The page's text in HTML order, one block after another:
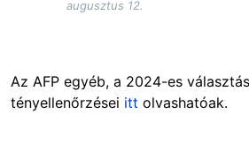
augusztus 12.
Az AFP egyéb, a 2024-es
tényellenőrzései itt olvashatóak.